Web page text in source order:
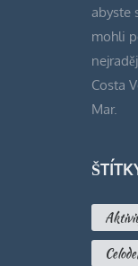
abyste
mohli
Costa
Mar.